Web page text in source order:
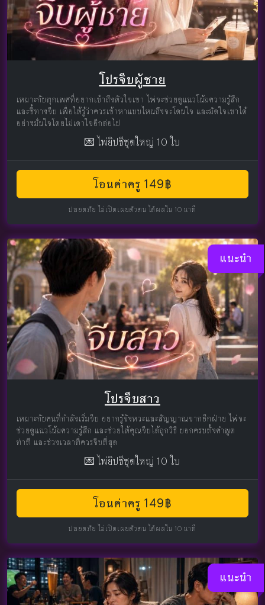
โปรจีบผู้ชาย
เหมาะกับทุกเพศที่อยากเข้าถึงหัวใจเขา ไพ่จะช่วยดูแนวโน้มความรู้สึก
และชี้ทางจีบ เพื่อให้รู้ว่าควรเข้าหาแบบไหนถึงจะโดนใจ และมัดใจเขาได้
อย่างมั่นใจโดยไม่เดาใจอีกต่อไป
💌 ไพ่ยิปซีชุดใหญ่ 10 ใบ
โอนค่าครู 149฿
ปลอดภัย ไม่เปิดเผยตัวตน ได้ผลใน 10 นาที
แนะนำ
โปรจีบสาว
เหมาะกับคนที่กำลังเริ่มจีบ อยากรู้จังหวะและสัญญาณจากอีกฝ่าย ไพ่จะ
ช่วยดูแนวโน้มความรู้สึก และช่วยให้คุณจีบได้ถูกวิธี บอกครบทั้งคำพูด
ท่าที และช่วงเวลาที่ควรจีบที่สุด
💌 ไพ่ยิปซีชุดใหญ่ 10 ใบ
โอนค่าครู 149฿
ปลอดภัย ไม่เปิดเผยตัวตน ได้ผลใน 10 นาที
แนะนำ